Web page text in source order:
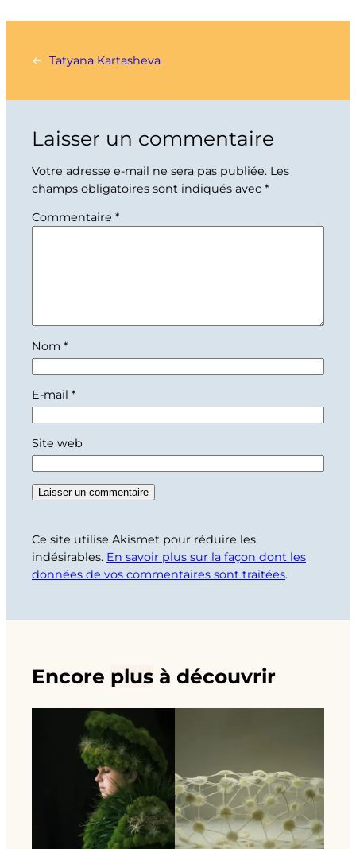
← Tatyana Kartasheva
Laisser un commentaire
Votre adresse e-mail ne sera pas publiée. Les
champs obligatoires sont indiqués avec *
Commentaire *
Nom *
E-mail *
Site web
Ce site utilise Akismet pour réduire les
indésirables. En savoir plus sur la façon dont les
données de vos commentaires sont traitées.
Encore plus à découvrir